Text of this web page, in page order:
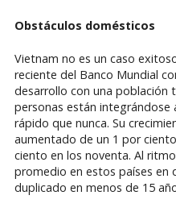
Obstáculos domésticos
Vietnam no es un caso
reciente del Banco Mundial
desarrollo con una población
personas están integrándose
rápido que nunca. Su
aumentado de un 1 por
ciento en los noventa. Al
promedio en estos países en
duplicado en menos de 15